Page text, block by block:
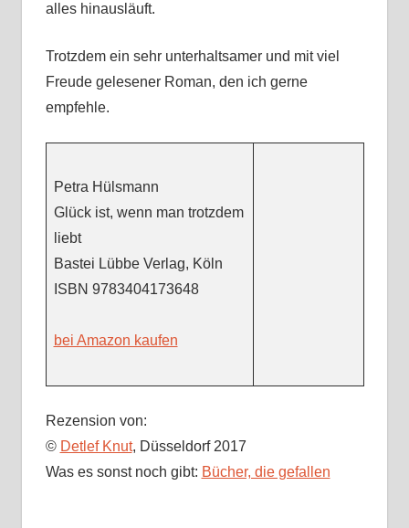
alles hinausläuft.
Trotzdem ein sehr unterhaltsamer und mit viel
Freude gelesener Roman, den ich gerne
empfehle.
Petra Hülsmann
Glück ist, wenn man trotzdem
liebt
Bastei Lübbe Verlag, Köln
ISBN 9783404173648
bei Amazon kaufen
Rezension von:
© Detlef Knut, Düsseldorf 2017
Was es sonst noch gibt: Bücher, die gefallen